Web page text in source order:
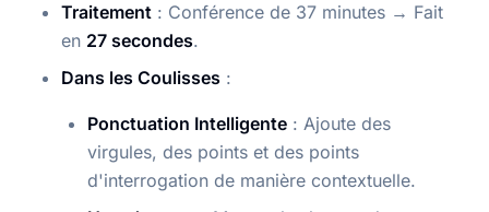
Traitement : Conférence de 37 minutes → Fait
en 27 secondes.
Dans les Coulisses :
Ponctuation Intelligente : Ajoute des
virgules, des points et des points
d'interrogation de manière contextuelle.